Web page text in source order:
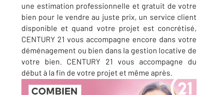
une estimation professionnelle et gratuit de votre
bien pour le vendre au juste prix, un service client
disponible et quand votre projet est concrétisé,
CENTURY 21 vous accompagne encore dans votre
déménagement ou bien dans la gestion locative de
votre bien. CENTURY 21 vous accompagne du
début à la fin de votre projet et même après.